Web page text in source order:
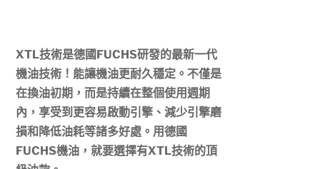
XTL技術是德國FUCHS研發的最新一代
機油技術！能讓機油更耐久穩定。不僅是
在換油初期，而是持續在整個使用週期
內，享受到更容易啟動引擎、減少引擎磨
損和降低油耗等諸多好處。 用德國
FUCHS機油，就要選擇有XTL技術的頂